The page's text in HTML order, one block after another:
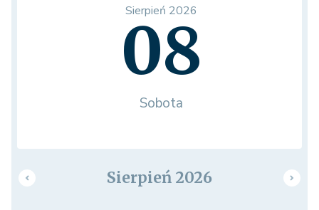
Sierpień 2026
08
Sobota
Sierpień 2026